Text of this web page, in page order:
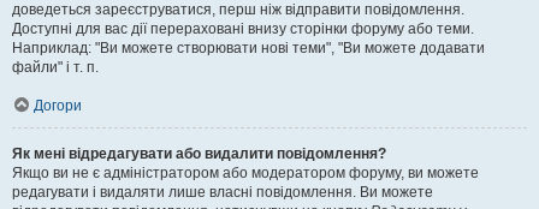
доведеться зареєструватися, перш ніж відправити повідомлення.
Доступні для вас дії перераховані внизу сторінки форуму або теми.
Наприклад: "Ви можете створювати нові теми", "Ви можете додавати
файли" і т. п.
Догори
Як мені відредагувати або видалити повідомлення?
Якщо ви не є адміністратором або модератором форуму, ви можете
редагувати і видаляти лише власні повідомлення. Ви можете